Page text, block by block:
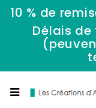
10 % de
Délais